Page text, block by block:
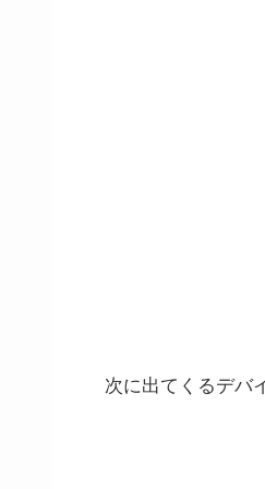
次に出てくるデバ